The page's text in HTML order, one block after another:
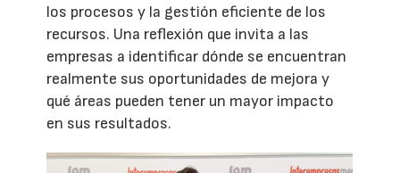
los procesos y la gestión eficiente de los
recursos. Una reflexión que invita a las
empresas a identificar dónde se encuentran
realmente sus oportunidades de mejora y
qué áreas pueden tener un mayor impacto
en sus resultados.